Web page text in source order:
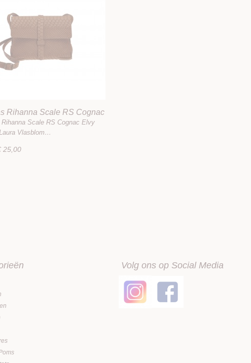
Rihanna Scale RS Cognac
Scale RS Cognac Elvy
Vlasblom…
25,00
Volg ons op Social Media